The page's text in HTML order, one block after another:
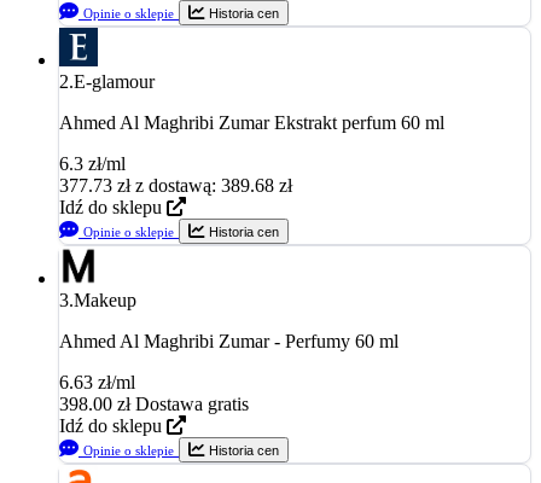
Opinie o sklepie Historia cen
2.E-glamour
Ahmed Al Maghribi Zumar Ekstrakt perfum 60 ml
6.3 zł/ml
377.73 zł z dostawą: 389.68 zł
Idź do sklepu
Opinie o sklepie Historia cen
3.Makeup
Ahmed Al Maghribi Zumar - Perfumy 60 ml
6.63 zł/ml
398.00 zł Dostawa gratis
Idź do sklepu
Opinie o sklepie Historia cen